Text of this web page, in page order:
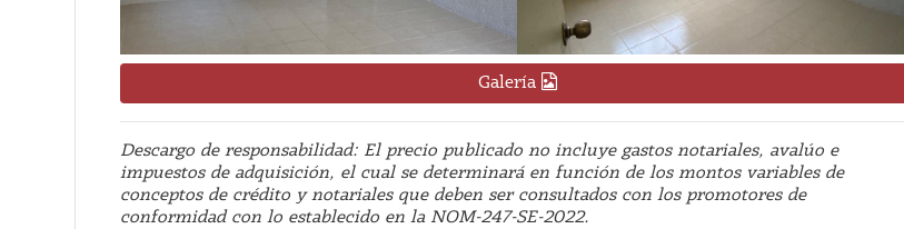
Galería
Descargo de responsabilidad: El precio publicado no incluye gastos notariales, avalúo e
impuestos de adquisición, el cual se determinará en función de los montos variables de
conceptos de crédito y notariales que deben ser consultados con los promotores de
conformidad con lo establecido en la NOM-247-SE-2022.